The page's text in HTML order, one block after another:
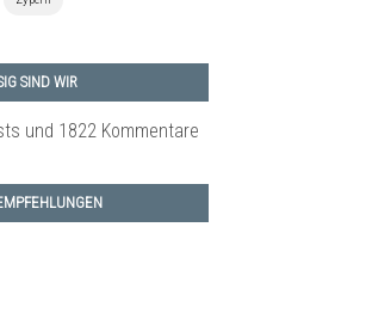
SIND WIR
und 1822 Kommentare